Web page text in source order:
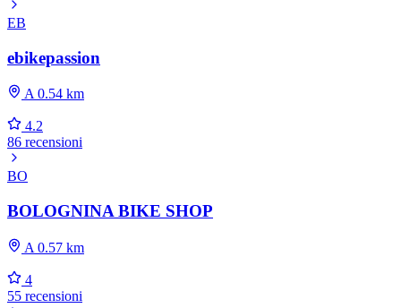
EB
ebikepassion
A 0.54 km
4.2
86 recensioni
BO
BOLOGNINA BIKE SHOP
A 0.57 km
4
55 recensioni